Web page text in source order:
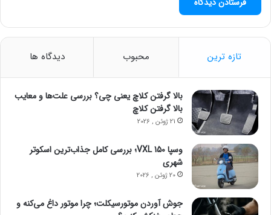
تازه ترین محبوب دیدگاه ها
بالا گرفتن کلاچ یعنی چی؟ بررسی علت‌ها و معایب
بالا گرفتن کلاچ
21 ژوئن , 2026
وسپا VXL 150؛ بررسی کامل جذاب‌ترین اسکوتر
شهری
20 ژوئن , 2026
جوش آوردن موتورسیکلت؛ چرا موتور داغ می‌کنه و